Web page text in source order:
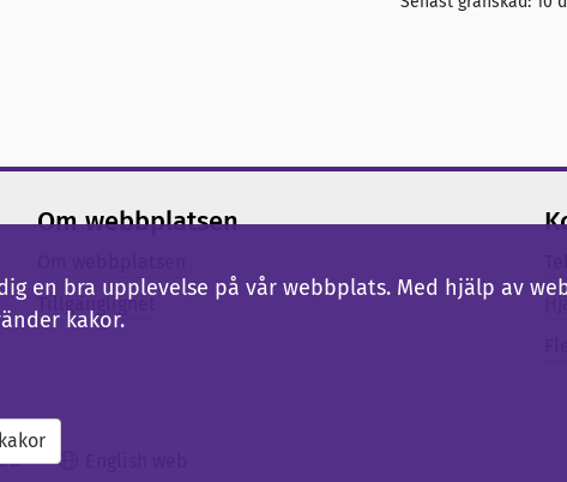
Om webbplatsen
Tillgänglighet
en bra upplevelse på vår webbplats. Med hjälp av
kakor.